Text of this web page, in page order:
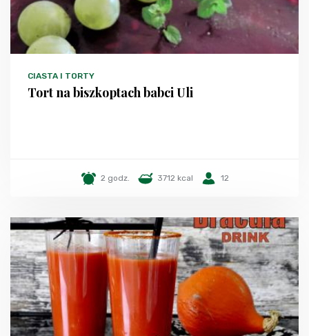
CIASTA I TORTY
Tort na biszkoptach babci Uli
2 godz. 3712 kcal 12